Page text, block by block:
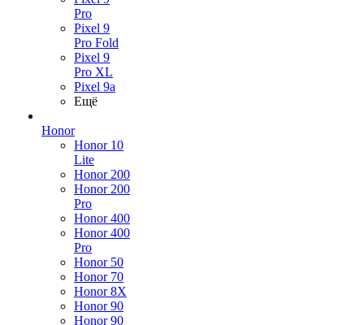
Pro
Pixel 9
Pro Fold
Pixel 9
Pro XL
Pixel 9a
Ещё
Honor
Honor 10
Lite
Honor 200
Honor 200
Pro
Honor 400
Honor 400
Pro
Honor 50
Honor 70
Honor 8X
Honor 90
Honor 90